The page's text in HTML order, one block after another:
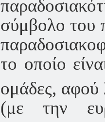
σύμβολο του
το οποίο
ομάδες, αφού
(με την